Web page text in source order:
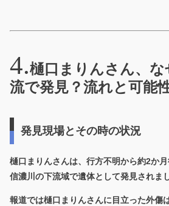
樋口まりんさん、な
流で発見？流れと可能
発見現場とその時の状況
樋口まりんさんは、行方不明から約2か月
信濃川の下流域で遺体として発見されまし
報道では樋口まりんさんに目立った外傷